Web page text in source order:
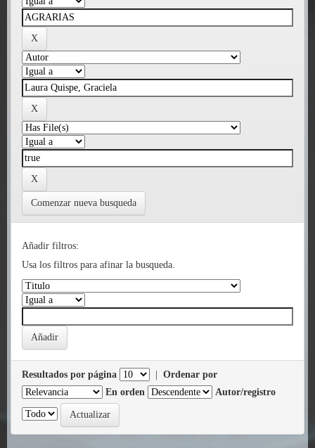
Comenzar nueva busqueda
Añadir filtros:
Usa los filtros para afinar la busqueda.
Resultados por página
Ordenar por
En orden
Autor/registro